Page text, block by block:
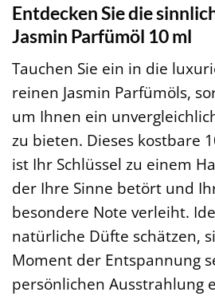
Entdecken Sie die
Jasmin Parfümöl 10 ml
Tauchen Sie ein in die
reinen Jasmin Parfümöls,
um Ihnen ein
zu bieten. Dieses kostbare
ist Ihr Schlüssel zu einem
der Ihre Sinne betört und
besondere Note verleiht.
natürliche Düfte schätzen,
Moment der Entspannung
persönlichen Ausstrahlung